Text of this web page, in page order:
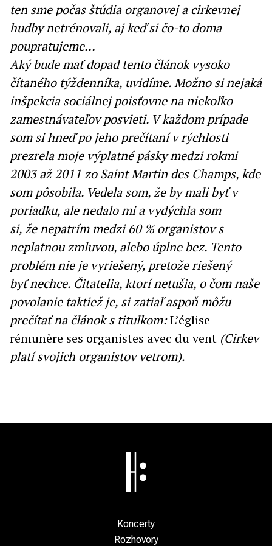
ten sme počas štúdia organovej a cirkevnej
hudby netrénovali, aj keď si čo-to doma
poupratujeme…
Aký bude mať dopad tento článok vysoko
čítaného týždenníka, uvidíme. Možno si nejaká
inšpekcia sociálnej poisťovne na niekoľko
zamestnávateľov posvieti. V každom prípade
som si hneď po jeho prečítaní v rýchlosti
prezrela moje výplatné pásky medzi rokmi
2003 až 2011 zo Saint Martin des Champs, kde
som pôsobila. Vedela som, že by mali byť v
poriadku, ale nedalo mi a vydýchla som
si, že nepatrím medzi 60 % organistov s
neplatnou zmluvou, alebo úplne bez. Tento
problém nie je vyriešený, pretože riešený
byť nechce. Čitatelia, ktorí netušia, o čom naše
povolanie taktiež je, si zatiaľ aspoň môžu
prečítať na článok s titulkom:L’église
rémunère ses organistes avec du vent (Cirkev
platí svojich organistov vetrom).
Koncerty
Rozhovory